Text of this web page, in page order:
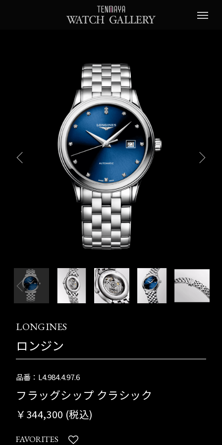
LONGINES
ロンジン
品番：L4.984.4.97.6
フラッグシップ クラシック
￥344,300 (税込)
FAVORITES